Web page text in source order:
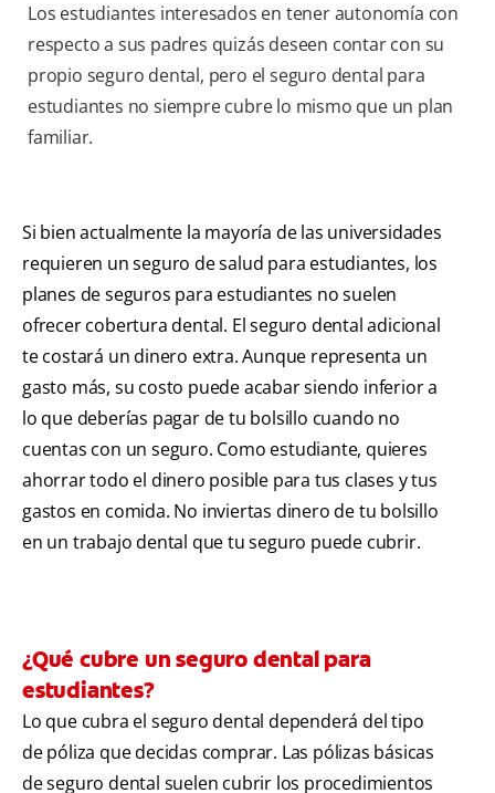
Los estudiantes interesados en tener autonomía con
respecto a sus padres quizás deseen contar con su
propio seguro dental, pero el seguro dental para
estudiantes no siempre cubre lo mismo que un plan
familiar.
Si bien actualmente la mayoría de las universidades
requieren un seguro de salud para estudiantes, los
planes de seguros para estudiantes no suelen
ofrecer cobertura dental. El seguro dental adicional
te costará un dinero extra. Aunque representa un
gasto más, su costo puede acabar siendo inferior a
lo que deberías pagar de tu bolsillo cuando no
cuentas con un seguro. Como estudiante, quieres
ahorrar todo el dinero posible para tus clases y tus
gastos en comida. No inviertas dinero de tu bolsillo
en un trabajo dental que tu seguro puede cubrir.
¿Qué cubre un seguro dental para
estudiantes?
Lo que cubra el seguro dental dependerá del tipo
de póliza que decidas comprar. Las pólizas básicas
de seguro dental suelen cubrir los procedimientos